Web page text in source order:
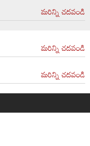
మరిన్ని చదవండి
మరిన్ని చదవండి
మరిన్ని చదవండి